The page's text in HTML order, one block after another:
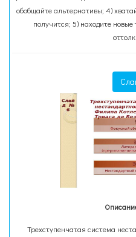
обобщайте альтернативы; 4)
получится; 5) находите
Трехступенчатая система